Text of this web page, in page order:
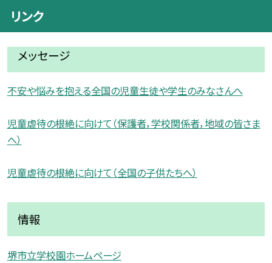
リンク
メッセージ
不安や悩みを抱える全国の児童生徒や学生のみなさんへ
児童虐待の根絶に向けて（保護者，学校関係者，地域の皆さま
へ）
児童虐待の根絶に向けて（全国の子供たちへ）
情報
堺市立学校園ホームページ